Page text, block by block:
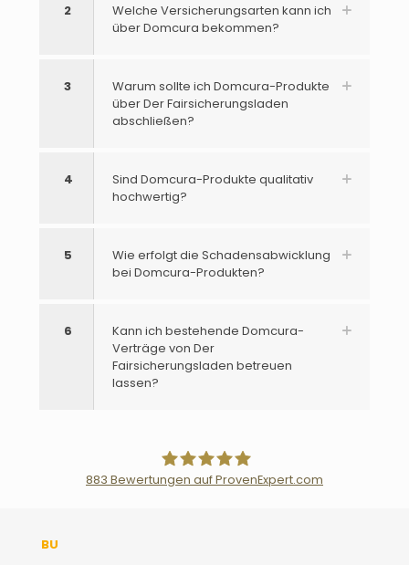
2
Welche Versicherungsarten kann ich
über Domcura bekommen?
3
Warum sollte ich Domcura-Produkte
über Der Fairsicherungsladen
abschließen?
4
Sind Domcura-Produkte qualitativ
hochwertig?
5
Wie erfolgt die Schadensabwicklung
bei Domcura-Produkten?
6
Kann ich bestehende Domcura-
Verträge von Der
Fairsicherungsladen betreuen
lassen?
883 Bewertungen auf ProvenExpert.com
BU